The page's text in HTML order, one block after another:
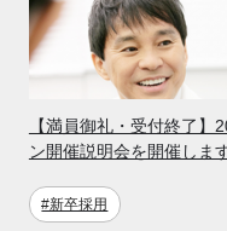
【満員御礼・受付終了
ン開催説明会を開催しま
#新卒採用